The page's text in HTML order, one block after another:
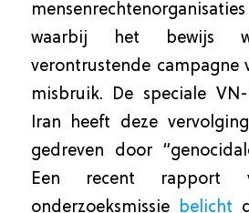
waarbij het bewijs
verontrustende campagne
misbruik. De speciale
Iran heeft deze
gedreven door
Een recent rapport
onderzoeksmissie
belicht